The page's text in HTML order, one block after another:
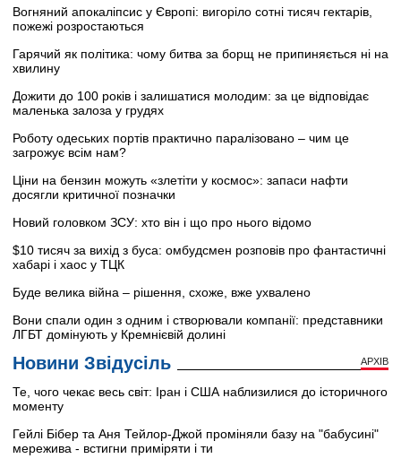
Вогняний апокаліпсис у Європі: вигоріло сотні тисяч гектарів,
пожежі розростаються
Гарячий як політика: чому битва за борщ не припиняється ні на
хвилину
Дожити до 100 років і залишатися молодим: за це відповідає
маленька залоза у грудях
Роботу одеських портів практично паралізовано – чим це
загрожує всім нам?
Ціни на бензин можуть «злетіти у космос»: запаси нафти
досягли критичної позначки
Новий головком ЗСУ: хто він і що про нього відомо
$10 тисяч за вихід з буса: омбудсмен розповів про фантастичні
хабарі і хаос у ТЦК
Буде велика війна – рішення, схоже, вже ухвалено
Вони спали один з одним і створювали компанії: представники
ЛГБТ домінують у Кремнієвій долині
Новини Звідусіль АРХІВ
Те, чого чекає весь світ: Іран і США наблизилися до історичного
моменту
Гейлі Бібер та Аня Тейлор-Джой проміняли базу на "бабусині"
мережива - встигни приміряти і ти